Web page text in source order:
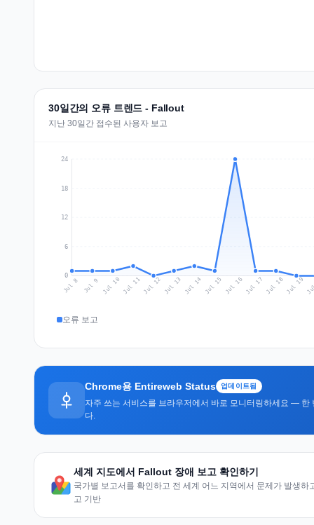
30일간의 오류 트렌드 - Fallout
지난 30일간 접수된 사용자 보고
0
6
12
18
24
Jul 8 Jul 9 Jul 10 Jul 11Jul 12 Jul 13 Jul 14 Jul 15 Jul 16Jul 17 Jul 18Jul 19
오류 보고
Chrome용 Entireweb Status 업데이트됨
자주 쓰는 서비스를 브라우저에서 바로 모니터링하세요 —
다.
세계 지도에서 Fallout 장애 보고 확인하기
국가별 보고서를 확인하고 전 세계 어느 지역에서 문제가 발생
고 기반